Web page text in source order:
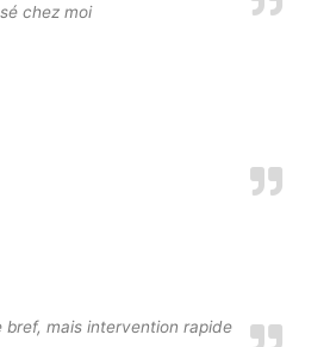
chez moi
bref, mais intervention rapide